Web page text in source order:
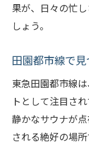
果が、日々の忙
しょう。
田園都市線で
東急田園都市線
トとして注目さ
静かなサウナが
される絶好の場